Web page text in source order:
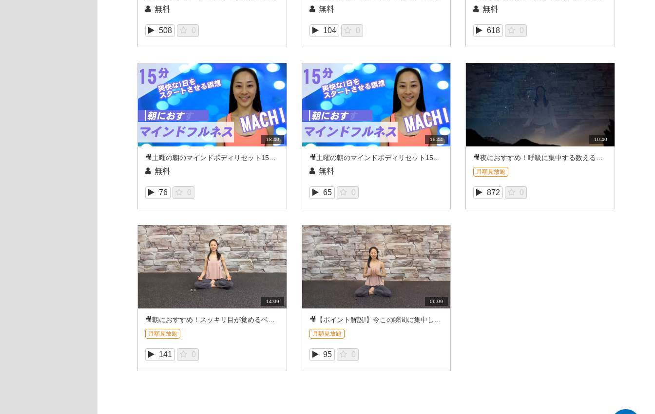
無料
508 0
無料
104 0
無料
618 0
18:40
無料
76 0
19:44
🎥土曜の朝のマインドボディリセット15_MACHI（2021/07REC）
無料
65 0
10:40
月額見放題
872 0
14:09
🎥朝におすすめ！スッキリ目が覚めるベーシック瞑想
月額見放題
141 0
06:09
🎥【ポイント解説!】今この瞬間に集中して”マインドフル”に♪ マインドフルネス実践時のポイント
月額見放題
95 0